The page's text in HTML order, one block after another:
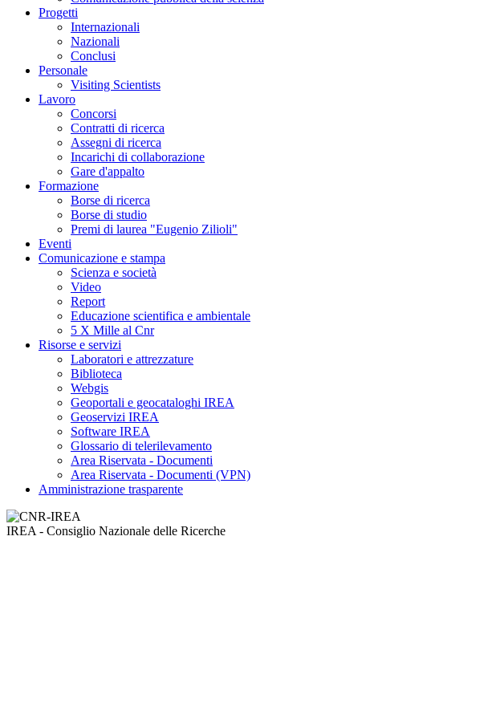
Progetti
Internazionali
Nazionali
Conclusi
Personale
Visiting Scientists
Lavoro
Concorsi
Contratti di ricerca
Assegni di ricerca
Incarichi di collaborazione
Gare d'appalto
Formazione
Borse di ricerca
Borse di studio
Premi di laurea "Eugenio Zilioli"
Eventi
Comunicazione e stampa
Scienza e società
Video
Report
Educazione scientifica e ambientale
5 X Mille al Cnr
Risorse e servizi
Laboratori e attrezzature
Biblioteca
Webgis
Geoportali e geocataloghi IREA
Geoservizi IREA
Software IREA
Glossario di telerilevamento
Area Riservata - Documenti
Area Riservata - Documenti (VPN)
Amministrazione trasparente
IREA - Consiglio Nazionale delle Ricerche